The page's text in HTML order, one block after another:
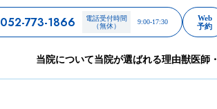
052-773-1866
電話受付時間
（無休）
9:00-17:30
Web
予約
当院について当院が選ばれる理由獣医師